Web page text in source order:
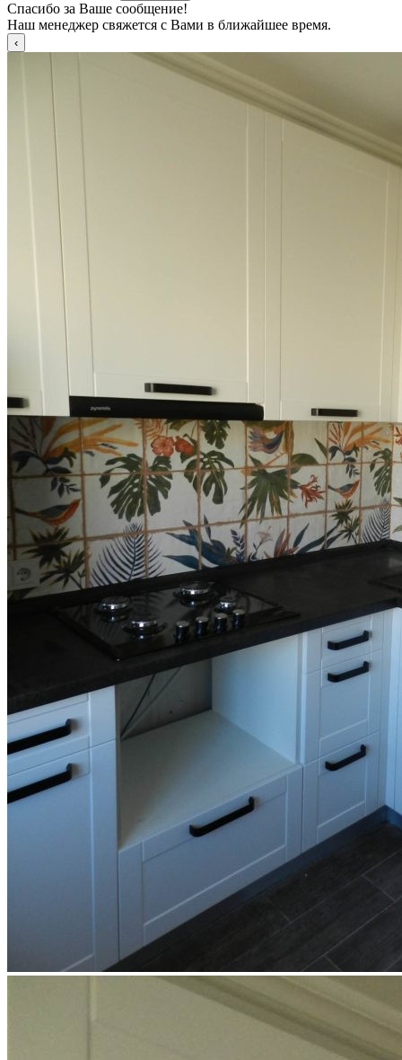
Спасибо за Ваше сообщение!
Наш менеджер свяжется с Вами в ближайшее время.